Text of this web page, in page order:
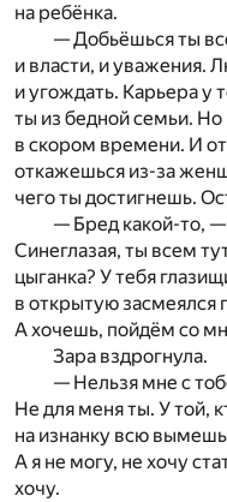
на ребёнка.
— Добьёшься ты
и власти, и уважения.
и угождать. Карьера у
ты из бедной семьи.
в скором времени. И
откажешься из-за
чего ты достигнешь.
— Бред какой-то,
Синеглазая, ты всем
цыганка? У тебя
в открытую засмеялся
А хочешь, пойдём со
Зара вздрогнула.
— Нельзя мне с
Не для меня ты. У той,
на изнанку всю
А я не могу, не хочу
хочу.